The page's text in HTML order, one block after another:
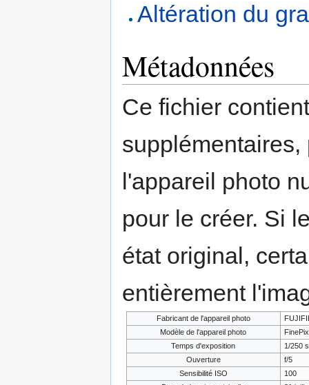
Altération du
Métadonnées
Ce fichier
l'appareil photo
pour le créer. Si
état original,
entièrement
Fabricant de l'appareil photo
Modèle de l'appareil photo
Temps d'exposition
1/250
Ouverture
f/5
Sensibilité ISO
100